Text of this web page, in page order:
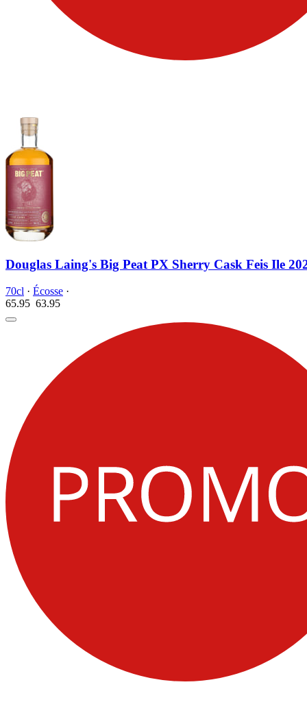
Douglas Laing's Big Peat PX Sherry Cask Feis Ile
70cl · Écosse ·
65.95 63.95